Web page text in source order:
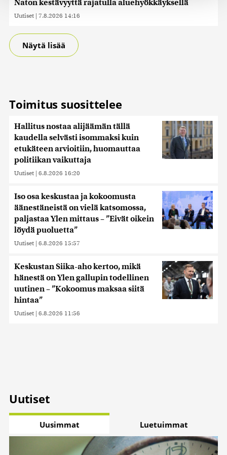
tukemiseen ja kävijämäärämme analysoimiseen. Lisäksi
jaamme sosiaalisen median, mainosalan ja analytiikka-
sivustoamme. Kumppanimme voivat yhdistää näitä
tietoja muihin tietoihin, joita olet antanut heille tai joita on
Naton kestävyyttä rajatulla aluehyökkäyksellä
Uutiset | 7.8.2026 14:16
Näytä lisää
Toimitus suosittelee
Hallitus nostaa alijäämän tällä
kaudella selvästi isommaksi kuin
etukäteen arvioitiin, huomauttaa
politiikan vaikuttaja
Uutiset | 6.8.2026 16:20
Iso osa keskustaa ja kokoomusta
äänestäneistä on vielä katsomossa,
paljastaa Ylen mittaus – ”Eivät oikein
löydä puoluetta”
Uutiset | 6.8.2026 15:57
Keskustan Siika-aho kertoo, mikä
hänestä on Ylen gallupin todellinen
uutinen – ”Kokoomus maksaa siitä
hintaa”
Uutiset | 6.8.2026 11:56
Uutiset
Uusimmat Luetuimmat